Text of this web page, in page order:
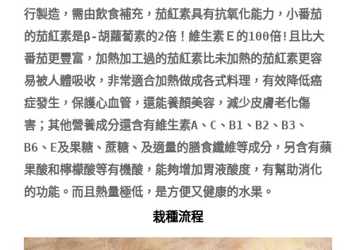
行製造，需由飲食補充，茄紅素具有抗氧化能力，小番茄
的茄紅素是β-胡蘿蔔素的2倍！維生素Ｅ的100倍!且比大
番茄更豐富，加熱加工過的茄紅素比未加熱的茄紅素更容
易被人體吸收，非常適合加熱做成各式料理，有效降低癌
症發生，保護心血管，還能養顏美容，減少皮膚老化傷
害；其他營養成分還含有維生素A、C、B1、B2、B3、
B6、E及果糖、蔗糖、及適量的膳食纖維等成分，另含有蘋
果酸和檸檬酸等有機酸，能夠增加胃液酸度，有幫助消化
栽種流程